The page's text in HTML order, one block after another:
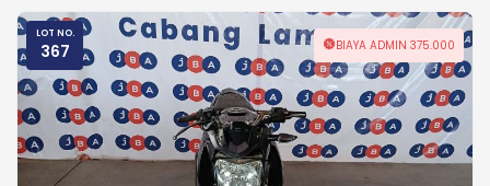
LOT NO.
367 BIAYA ADMIN 375.000